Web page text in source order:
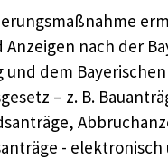
Anzeigen nach der
und dem Bayerischen
– z. B.
-